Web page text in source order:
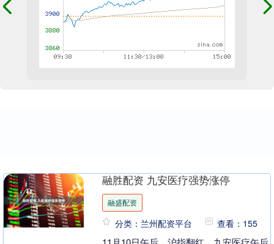
融胜配资 九安医疗强势涨停
融盛配资
分类：兰州配资平台 查看：155